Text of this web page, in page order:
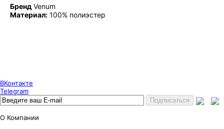
Бренд Venum
Материал: 100% полиэстер
ВКонтакте
Telegram
О Компании